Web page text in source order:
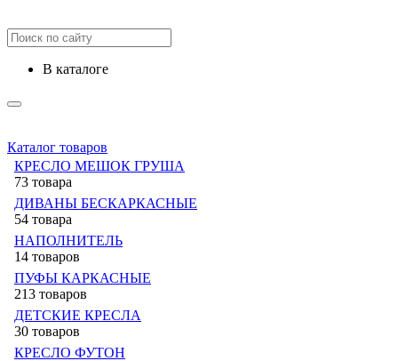
в каталоге
Каталог товаров
КРЕСЛО МЕШОК ГРУША
73 товара
ДИВАНЫ БЕСКАРКАСНЫЕ
54 товара
НАПОЛНИТЕЛЬ
14 товаров
ПУФЫ КАРКАСНЫЕ
213 товаров
ДЕТСКИЕ КРЕСЛА
30 товаров
КРЕСЛО ФУТОН